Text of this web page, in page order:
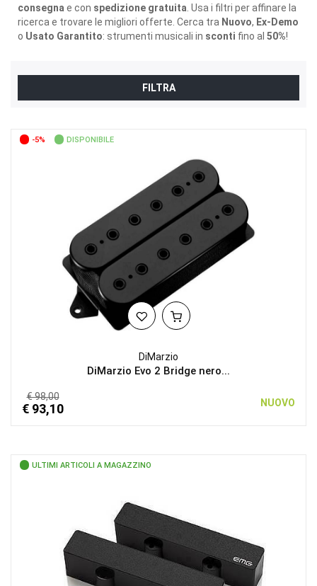
consegna e con spedizione gratuita . Usa i filtri per affinare la
ricerca e trovare le migliori offerte. Cerca tra Nuovo, Ex-Demo
o Usato Garantito: strumenti musicali in sconti fino al 50%!
FILTRA
-5% DISPONIBILE
DiMarzio
DiMarzio Evo 2 Bridge nero...
€ 98,00
€ 93,10 NUOVO
ULTIMI ARTICOLI A MAGAZZINO